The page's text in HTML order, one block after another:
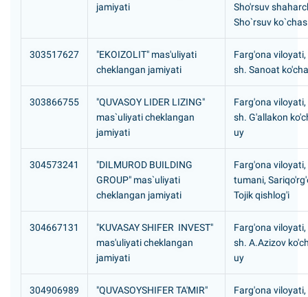
jamiyati
Sho'rsuv
Sho`rsuv
303517627
"EKOIZOLIT" mas'uliyati
cheklangan jamiyati
Farg'ona
sh. Sanoat
303866755
"QUVASOY LIDER LIZING"
mas`uliyati cheklangan
jamiyati
Farg'ona
sh. G'allakon
uy
304573241
"DILMUROD BUILDING
GROUP" mas`uliyati
cheklangan jamiyati
Farg'ona viloyati,
tumani,
Tojik qishlog'i
304667131
"KUVASAY SHIFER INVEST"
mas'uliyati cheklangan
jamiyati
Farg'ona
sh. A.Azizov
uy
304906989
"QUVASOYSHIFER TA'MIR"
Farg'ona